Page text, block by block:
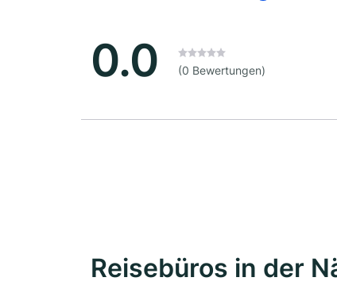
0.0 (0 Bewertungen)
Reisebüros in der